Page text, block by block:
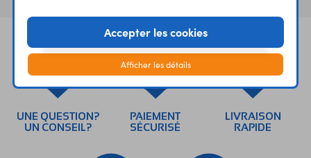
UNE QUESTION?
UN CONSEIL?
PAIEMENT
SÉCURISÉ
LIVRAISON
RAPIDE
Accepter les cookies
Afficher les détails